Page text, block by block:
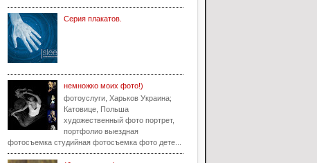
Серия плакатов.
немножко моих фото!)
фотоуслуги, Харьков Украина;
Катовице, Польша
художественный фото портрет,
портфолио выездная
фотосъемка студийная фотосъемка фото дете...